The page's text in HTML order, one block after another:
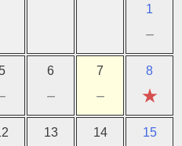
1
－
5 6
－
7
－
8
★
13 14 15